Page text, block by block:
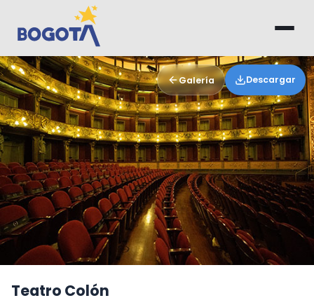
Saltar al contenido principal
Galería Descargar
Teatro Colón